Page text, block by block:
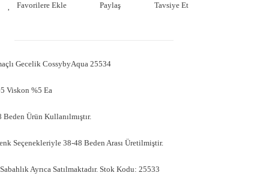
Paylaş Tavsiye Et
Gecelik CossybyAqua 25534
Viskon %5 Ea
Ürün Kullanılmıştır.
Seçenekleriyle 38-48 Beden Arası Üretilmiştir.
Ayrıca Satılmaktadır. Stok Kodu: 25533